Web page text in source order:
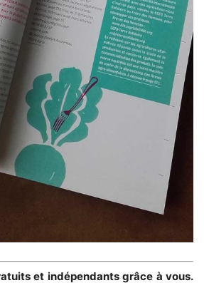
et indépendants grâce à vous.